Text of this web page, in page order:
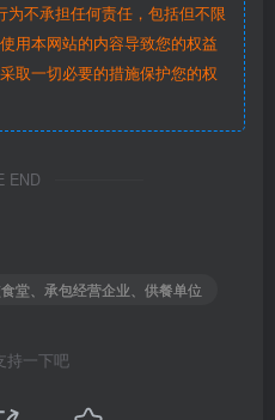
不承担任何责任，包括但不限
用本网站的内容导致您的权益
取一切必要的措施保护您的权
END
堂、承包经营企业、供餐单位
持一下吧